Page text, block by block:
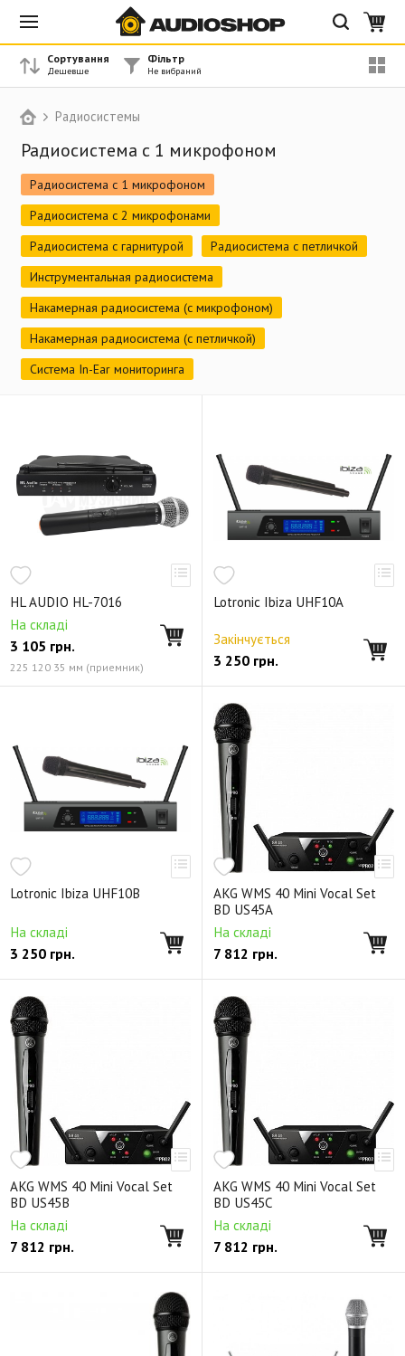
Радиосистемы
Радиосистема с 1 микрофоном
Радиосистема с 1 микрофоном
Радиосистема с 2 микрофонами
Радиосистема с гарнитурой
Радиосистема с петличкой
Инструментальная радиосистема
Накамерная радиосистема (с микрофоном)
Накамерная радиосистема (с петличкой)
Система In-Ear мониторинга
HL AUDIO HL-7016
На складі
3 105 грн.
225 120 35 мм (приемник)
Lotronic Ibiza UHF10A
Закінчується
3 250 грн.
Lotronic Ibiza UHF10B
На складі
3 250 грн.
AKG WMS 40 Mini Vocal Set
BD US45A
На складі
7 812 грн.
AKG WMS 40 Mini Vocal Set
BD US45B
На складі
7 812 грн.
AKG WMS 40 Mini Vocal Set
BD US45C
На складі
7 812 грн.
Сортування Фільтр